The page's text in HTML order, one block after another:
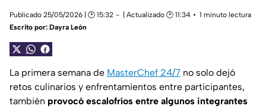
Publicado 25/05/2026 | 🕑 15:32 | Actualizado 🕑 11:34
1 minuto lectura
Escrito por: Dayra León
La primera semana de MasterChef 24/7 no solo dejó
retos culinarios y enfrentamientos entre participantes,
también provocó escalofríos entre algunos integrantes